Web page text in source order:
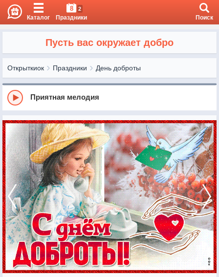
Каталог
8 2
Праздники Поиск
Пусть вас окружает добро
Открыткиок Праздники День доброты
Приятная мелодия